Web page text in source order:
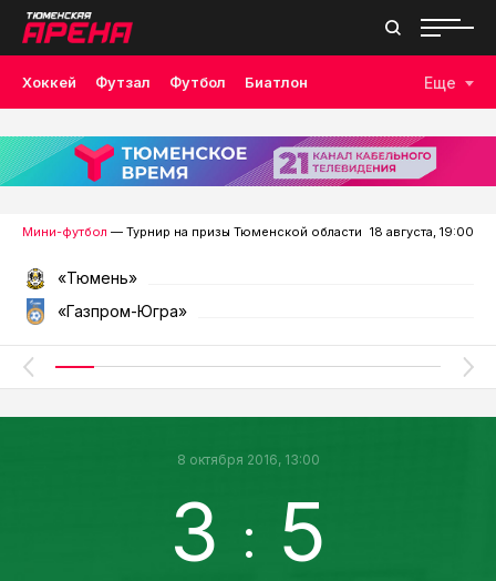
Хоккей Футзал Футбол Биатлон
Лыжные гонки Волейбол Плавание Дзюдо
Скалолазание Велоспорт Бокс
Еще
Мини-футбол — Турнир на призы Тюменской области 18 августа, 19:00
«Тюмень»
«Газпром-Югра»
8 октября 2016, 13:00
3 : 5